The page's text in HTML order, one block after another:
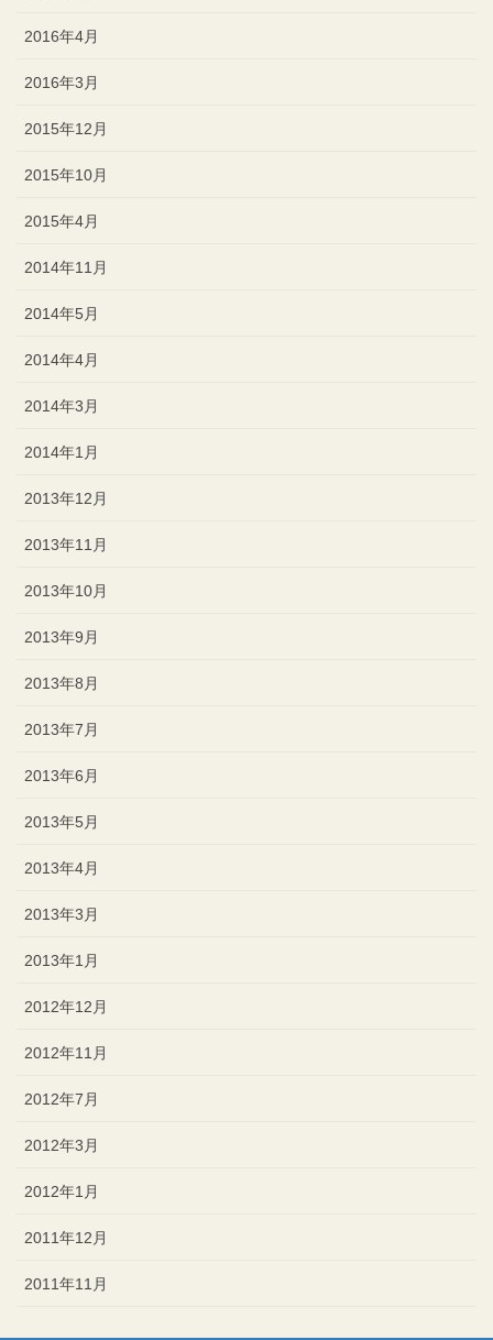
2016年4月
2016年3月
2015年12月
2015年10月
2015年4月
2014年11月
2014年5月
2014年4月
2014年3月
2014年1月
2013年12月
2013年11月
2013年10月
2013年9月
2013年8月
2013年7月
2013年6月
2013年5月
2013年4月
2013年3月
2013年1月
2012年12月
2012年11月
2012年7月
2012年3月
2012年1月
2011年12月
2011年11月